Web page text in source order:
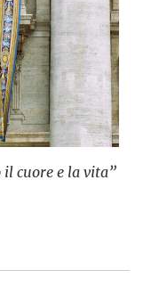
il cuore e la vita”